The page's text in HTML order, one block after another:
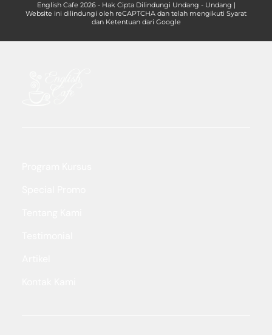
English Cafe 2026 - Hak Cipta Dilindungi Undang - Undang |
Website ini dilindungi oleh reCAPTCHA dan telah mengikuti Syarat
dan Ketentuan dari Google